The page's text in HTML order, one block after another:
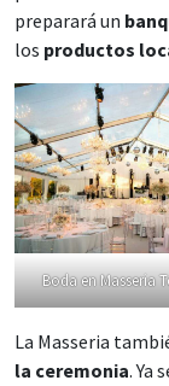
preparará un
los productos
Boda en Masseria
La Masseria
la ceremonia. Ya